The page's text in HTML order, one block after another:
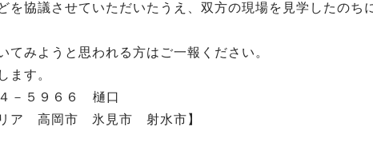
を協議させていただいたうえ、双方の現場を見学したの
てみようと思われる方はご一報ください。
ます。
－５９６６ 樋口
リア 高岡市 氷見市 射水市】